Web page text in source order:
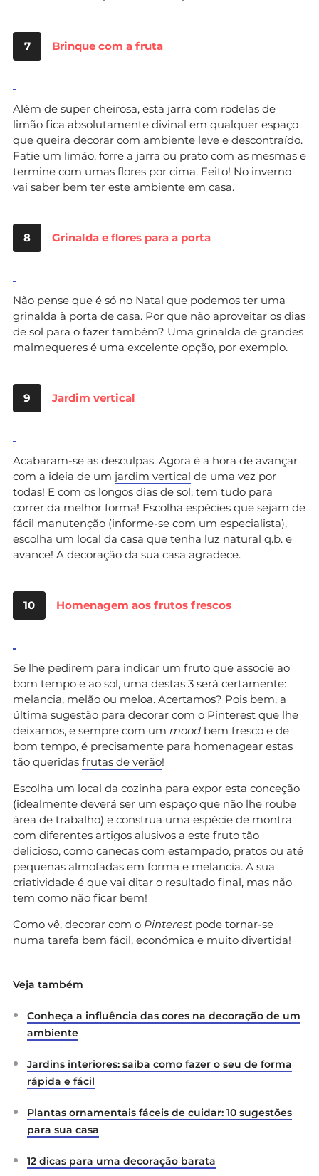
7 Brinque com a fruta
Além de super cheirosa, esta jarra com rodelas de
limão fica absolutamente divinal em qualquer espaço
que queira decorar com ambiente leve e descontraído.
Fatie um limão, forre a jarra ou prato com as mesmas e
termine com umas flores por cima. Feito! No inverno
vai saber bem ter este ambiente em casa.
8 Grinalda e flores para a porta
Não pense que é só no Natal que podemos ter uma
grinalda à porta de casa. Por que não aproveitar os dias
de sol para o fazer também? Uma grinalda de grandes
malmequeres é uma excelente opção, por exemplo.
9 Jardim vertical
Acabaram-se as desculpas. Agora é a hora de avançar
com a ideia de um jardim vertical de uma vez por
todas! E com os longos dias de sol, tem tudo para
correr da melhor forma! Escolha espécies que sejam de
fácil manutenção (informe-se com um especialista),
escolha um local da casa que tenha luz natural q.b. e
avance! A decoração da sua casa agradece.
10 Homenagem aos frutos frescos
Se lhe pedirem para indicar um fruto que associe ao
bom tempo e ao sol, uma destas 3 será certamente:
melancia, melão ou meloa. Acertamos? Pois bem, a
última sugestão para decorar com o Pinterest que lhe
deixamos, e sempre com um mood bem fresco e de
bom tempo, é precisamente para homenagear estas
tão queridas frutas de verão!
Escolha um local da cozinha para expor esta conceção
(idealmente deverá ser um espaço que não lhe roube
área de trabalho) e construa uma espécie de montra
com diferentes artigos alusivos a este fruto tão
delicioso, como canecas com estampado, pratos ou até
pequenas almofadas em forma e melancia. A sua
criatividade é que vai ditar o resultado final, mas não
tem como não ficar bem!
Como vê, decorar com o Pinterest pode tornar-se
numa tarefa bem fácil, económica e muito divertida!
Veja também
Conheça a influência das cores na decoração de um
ambiente
Jardins interiores: saiba como fazer o seu de forma
rápida e fácil
Plantas ornamentais fáceis de cuidar: 10 sugestões
para sua casa
12 dicas para uma decoração barata